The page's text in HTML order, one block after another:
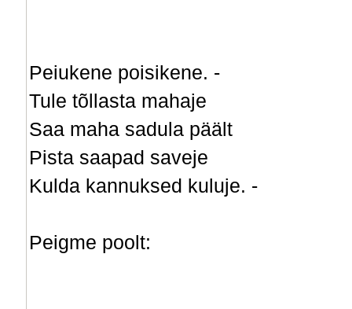
Peiukene poisikene. -
Tule tõllasta mahaje
Saa maha sadula päält
Pista saapad saveje
Kulda kannuksed kuluje. -
Peigme poolt: